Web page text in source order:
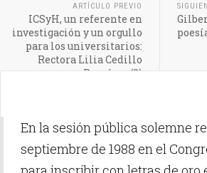
ARTÍCULO PREVIO
ICSyH, un referente en
investigación y un orgullo
para los universitarios:
Rectora Lilia Cedillo
Ramírez (2)
En la sesión pública solemne
septiembre de 1988 en el